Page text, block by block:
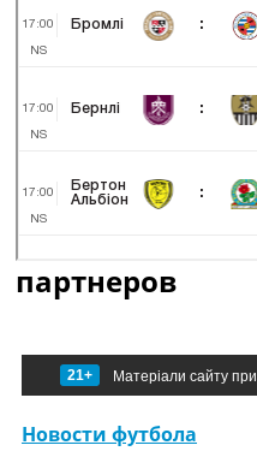
партнеров
21+ Матеріали сайту
Новости футбола